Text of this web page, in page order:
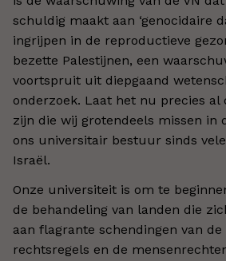
schuldig maakt aan ‘genocidaire
ingrijpen in de reproductieve
bezette Palestijnen, een
voortspruit uit diepgaand
onderzoek. Laat het nu precies al
zijn die wij grotendeels missen in
ons universitair bestuur sinds
Israël.
Onze universiteit is om te
de behandeling van landen die
aan flagrante schendingen van
rechtsregels en de